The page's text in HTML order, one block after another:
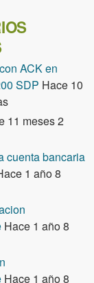
ACK en
SDP Hace 10
11 meses 2
cuenta bancaria
1 año 8
Hace 1 año 8
Hace 1 año 8